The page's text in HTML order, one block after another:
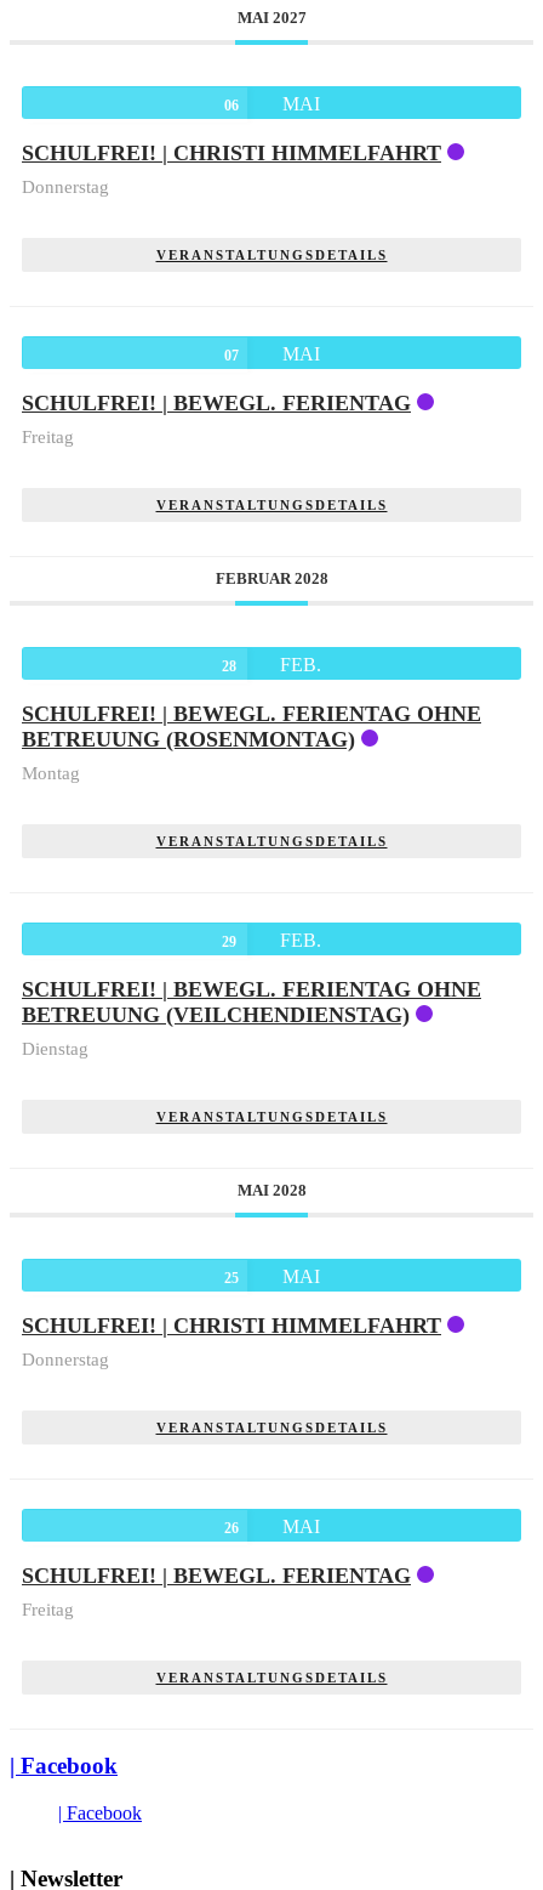
MAI 2027
06 MAI
SCHULFREI! | CHRISTI HIMMELFAHRT
Donnerstag
VERANSTALTUNGSDETAILS
07 MAI
SCHULFREI! | BEWEGL. FERIENTAG
Freitag
VERANSTALTUNGSDETAILS
FEBRUAR 2028
28 FEB.
SCHULFREI! | BEWEGL. FERIENTAG OHNE
BETREUUNG (ROSENMONTAG)
Montag
VERANSTALTUNGSDETAILS
29 FEB.
SCHULFREI! | BEWEGL. FERIENTAG OHNE
BETREUUNG (VEILCHENDIENSTAG)
Dienstag
VERANSTALTUNGSDETAILS
MAI 2028
25 MAI
SCHULFREI! | CHRISTI HIMMELFAHRT
Donnerstag
VERANSTALTUNGSDETAILS
26 MAI
SCHULFREI! | BEWEGL. FERIENTAG
Freitag
VERANSTALTUNGSDETAILS
| Facebook
| Facebook
| Newsletter